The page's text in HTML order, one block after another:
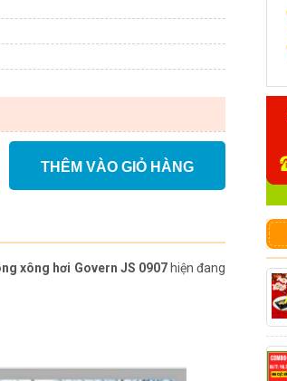
THÊM VÀO GIỎ HÀNG
xông hơi Govern JS 0907hiện đang